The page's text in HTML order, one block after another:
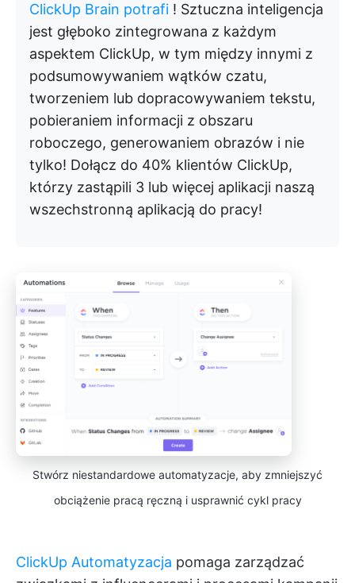
ClickUp Brain potrafi ! Sztuczna inteligencja
jest głęboko zintegrowana z każdym
aspektem ClickUp, w tym między innymi z
podsumowywaniem wątków czatu,
tworzeniem lub dopracowywaniem tekstu,
pobieraniem informacji z obszaru
roboczego, generowaniem obrazów i nie
tylko! Dołącz do 40% klientów ClickUp,
którzy zastąpili 3 lub więcej aplikacji naszą
wszechstronną aplikacją do pracy!
Stwórz niestandardowe automatyzacje, aby zmniejszyć
obciążenie pracą ręczną i usprawnić cykl pracy
ClickUp Automatyzacja pomaga zarządzać